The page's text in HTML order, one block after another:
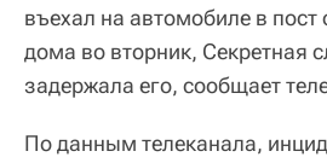
въехал на автомобиле в пост
дома во вторник, Секретная
задержала его, сообщает
По данным телеканала,